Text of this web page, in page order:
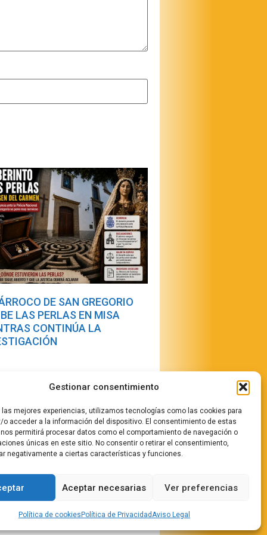
Gestionar consentimiento
las mejores experiencias, utilizamos tecnologías como las cookies para
o acceder a la información del dispositivo. El consentimiento de estas
permitirá procesar datos como el comportamiento de navegación o
únicas en este sitio. No consentir o retirar el consentimiento,
negativamente a ciertas características y funciones.
Aceptar necesarias Ver preferencias
Política de cookies Política de PrivacidadAviso Legal
DE SAN GREGORIO
LAS PERLAS EN MISA
CONTINÚA LA
Publicidad